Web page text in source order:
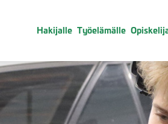
Hakijalle Työelämälle